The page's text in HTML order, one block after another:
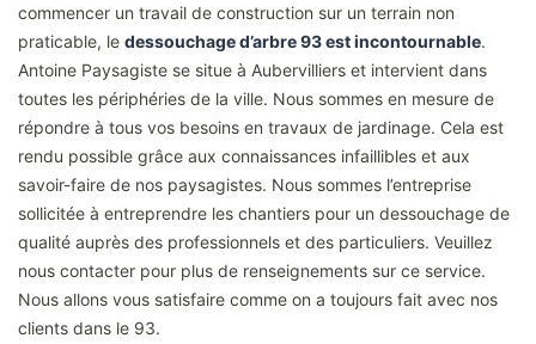
commencer un travail de construction sur un terrain non
praticable, le dessouchage d’arbre 93 est incontournable.
Antoine Paysagiste se situe à Aubervilliers et intervient dans
toutes les périphéries de la ville. Nous sommes en mesure de
répondre à tous vos besoins en travaux de jardinage. Cela est
rendu possible grâce aux connaissances infaillibles et aux
savoir-faire de nos paysagistes. Nous sommes l’entreprise
sollicitée à entreprendre les chantiers pour un dessouchage de
qualité auprès des professionnels et des particuliers. Veuillez
nous contacter pour plus de renseignements sur ce service.
Nous allons vous satisfaire comme on a toujours fait avec nos
clients dans le 93.